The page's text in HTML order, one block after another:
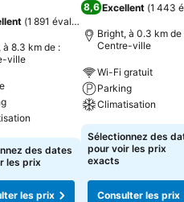
(1 891 évaluations
à 8.3 km de :
ville
des dates
les prix
les prix
8,6 Excellent (1 443
Bright, à 0.3 km de
Centre-ville
Wi-Fi gratuit
Parking
Climatisation
Sélectionnez des
pour voir les prix
exacts
Consulter les prix